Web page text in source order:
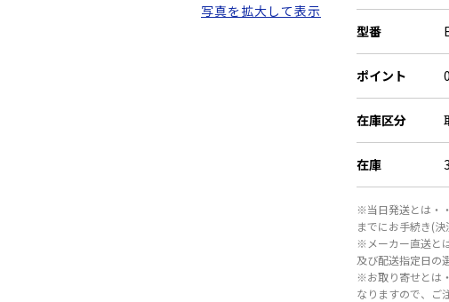
型番
ポイント
在庫区分
在庫
※当日発送とは・
までにお手続き(
※メーカー直送と
及び配送指定日の
※お取り寄せとは
なりますので、ご
写真を拡大して表示